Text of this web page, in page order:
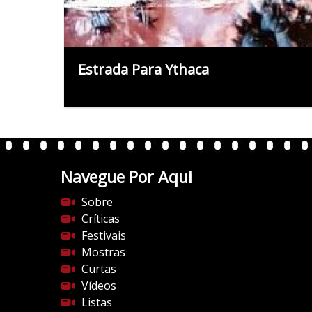
Estrada Para Ythaca
Navegue Por Aqui
Sobre
Críticas
Festivais
Mostras
Curtas
Vídeos
Listas